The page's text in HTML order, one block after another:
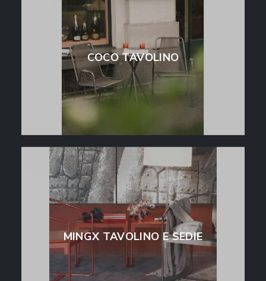
COCO TAVOLINO
MINGX TAVOLINO E SEDIE